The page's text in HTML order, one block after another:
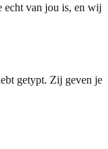
echt van jou is, en wij
getypt. Zij geven je